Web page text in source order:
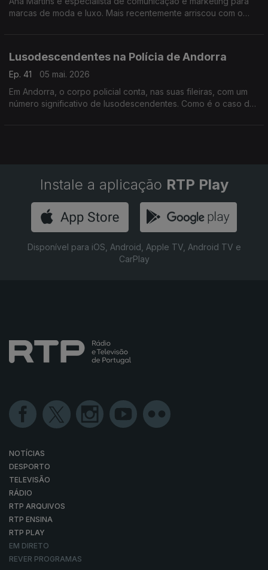
marcas de moda e luxo. Mais recentemente arriscou com o
Lusodescendentes na Polícia de Andorra
Ep. 41
05 mai. 2026
Em Andorra, o corpo policial conta, nas suas fileiras, com um
número significativo de lusodescendentes. Como é o caso de
Instale a aplicação RTP Play
Disponível para iOS, Android, Apple TV, Android TV e
CarPlay
NOTÍCIAS
DESPORTO
TELEVISÃO
RÁDIO
RTP ARQUIVOS
RTP ENSINA
RTP PLAY
EM DIRETO
REVER PROGRAMAS